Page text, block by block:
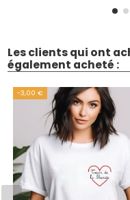
Les clients qui ont
également acheté :
-3,00 €